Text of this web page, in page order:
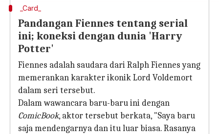
_Card_
Pandangan Fiennes tentang serial
ini; koneksi dengan dunia 'Harry
Potter'
Fiennes adalah saudara dari Ralph Fiennes yang
memerankan karakter ikonik Lord Voldemort
dalam seri tersebut.
Dalam wawancara baru-baru ini dengan
ComicBook, aktor tersebut berkata, "Saya baru
saja mendengarnya dan itu luar biasa. Rasanya